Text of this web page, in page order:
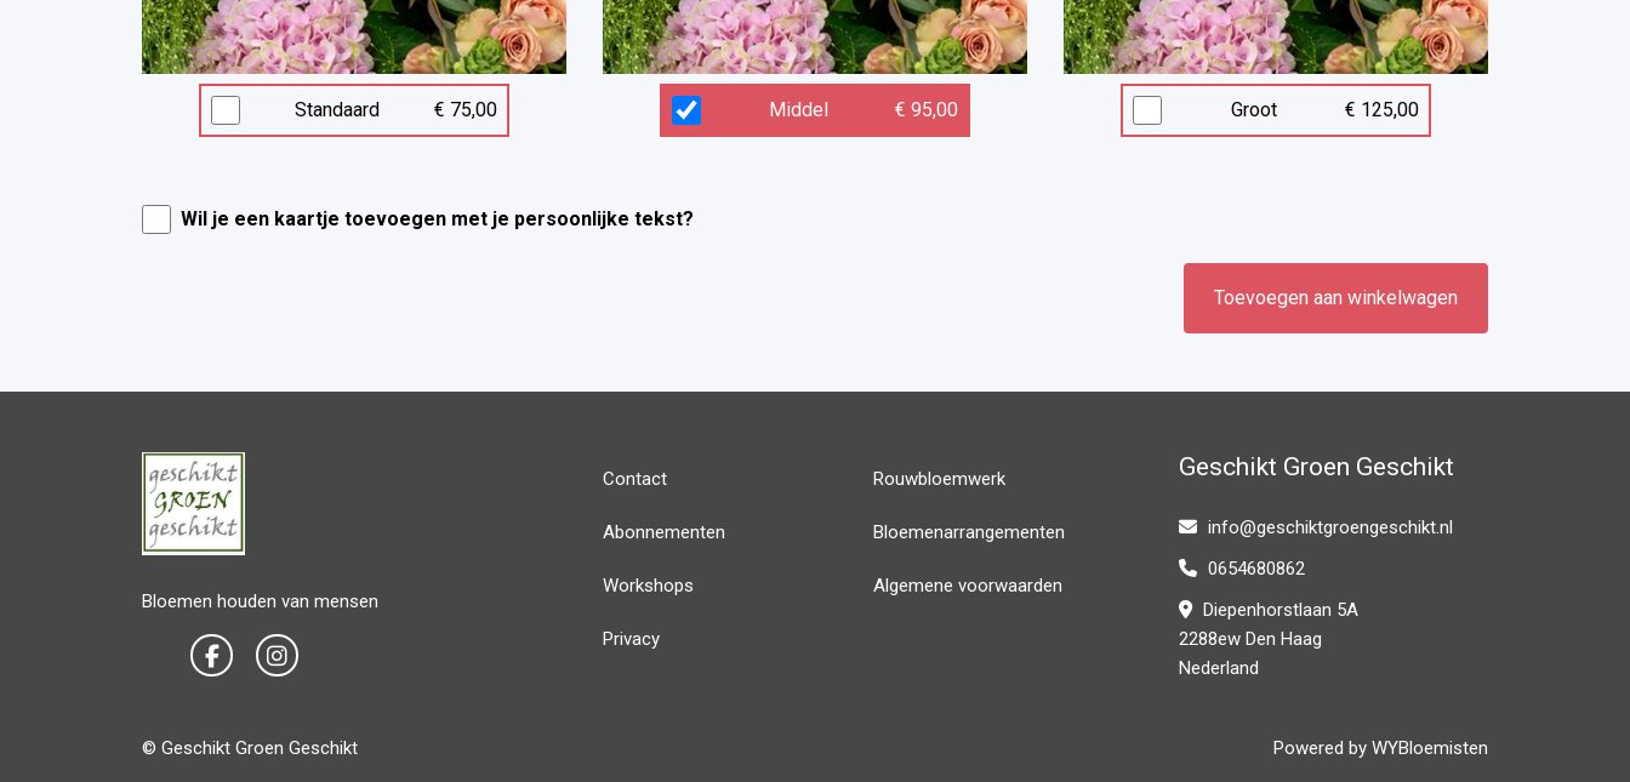
Standaard € 75,00 Middel € 95,00 Groot € 125,00
Wil je een kaartje toevoegen met je persoonlijke tekst?
Toevoegen aan winkelwagen
Bloemen houden van mensen
Contact Rouwbloemwerk
Abonnementen Bloemenarrangementen
Workshops Algemene voorwaarden
Privacy
Geschikt Groen Geschikt
info@geschiktgroengeschikt.nl
0654680862
Diepenhorstlaan 5A
2288ew Den Haag
Nederland
© Geschikt Groen Geschikt Powered by WYBloemisten